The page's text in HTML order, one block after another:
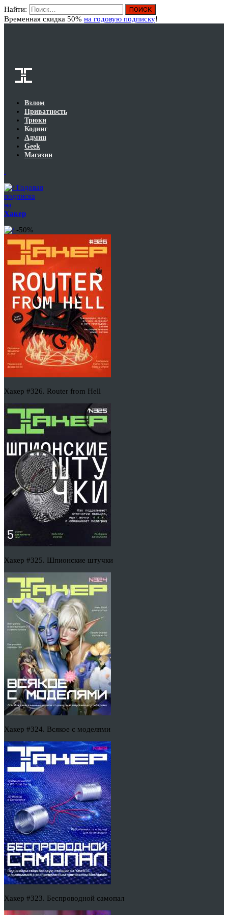
Найти:
Временная скидка 50% на годовую подписку!
Взлом
Приватность
Трюки
Кодинг
Админ
Geek
Магазин
Годовая
подписка
на
Хакер
-50%
Хакер #326. Router from Hell
Хакер #325. Шпионские штучки
Хакер #324. Всякое с моделями
Хакер #323. Беспроводной самопал